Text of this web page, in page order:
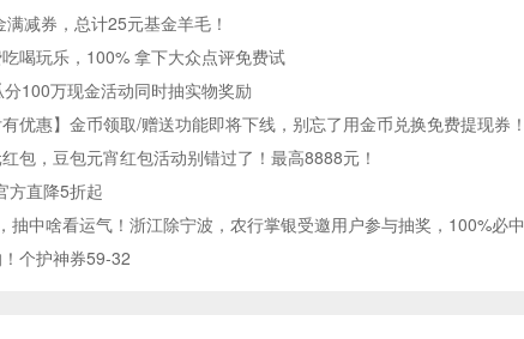
减券，总计25元基金羊毛！
喝玩乐，100% 拿下大众点评免费试
100万现金活动同时抽实物奖励
优惠】金币领取/赠送功能即将下线，别忘了用金币兑换免费提现券！
包，豆包元宵红包活动别错过了！最高8888元！
方直降5折起
抽中啥看运气！浙江除宁波，农行掌银受邀用户参与抽奖，100%必中
个护神券59-32